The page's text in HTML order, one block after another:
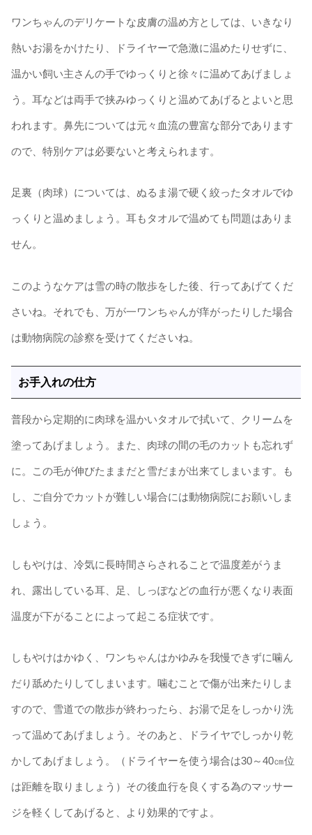
ワンちゃんのデリケートな皮膚の温め方としては、いきなり
熱いお湯をかけたり、ドライヤーで急激に温めたりせずに、
温かい飼い主さんの手でゆっくりと徐々に温めてあげましょ
う。耳などは両手で挟みゆっくりと温めてあげるとよいと思
われます。鼻先については元々血流の豊富な部分であります
ので、特別ケアは必要ないと考えられます。
足裏（肉球）については、ぬるま湯で硬く絞ったタオルでゆ
っくりと温めましょう。耳もタオルで温めても問題はありま
せん。
このようなケアは雪の時の散歩をした後、行ってあげてくだ
さいね。それでも、万が一ワンちゃんが痒がったりした場合
は動物病院の診察を受けてくださいね。
お手入れの仕方
普段から定期的に肉球を温かいタオルで拭いて、クリームを
塗ってあげましょう。また、肉球の間の毛のカットも忘れず
に。この毛が伸びたままだと雪だまが出来てしまいます。も
し、ご自分でカットが難しい場合には動物病院にお願いしま
しょう。
しもやけは、冷気に長時間さらされることで温度差がうま
れ、露出している耳、足、しっぽなどの血行が悪くなり表面
温度が下がることによって起こる症状です。
しもやけはかゆく、ワンちゃんはかゆみを我慢できずに噛ん
だり舐めたりしてしまいます。噛むことで傷が出来たりしま
すので、雪道での散歩が終わったら、お湯で足をしっかり洗
って温めてあげましょう。そのあと、ドライヤでしっかり乾
かしてあげましょう。（ドライヤーを使う場合は30～40㎝位
は距離を取りましょう）その後血行を良くする為のマッサー
ジを軽くしてあげると、より効果的ですよ。